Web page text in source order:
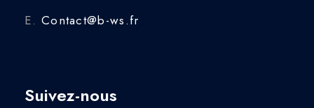
E. Contact@b-ws.fr
Suivez-nous